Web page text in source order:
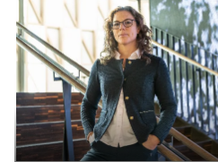
Dylan Calluy / Unsplash